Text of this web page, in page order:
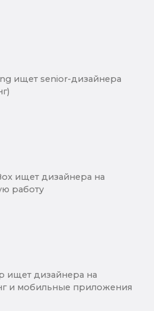
ищет senior-дизайнера
ищет дизайнера на
работу
ищет дизайнера на
и мобильные приложения